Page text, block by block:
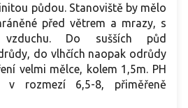
půdou. Stanoviště by mělo
před větrem a mrazy, s
Do sušších půd
do vlhčích naopak odrůdy
velmi mělce, kolem 1,5m. PH
rozmezí 6,5-8, přiměřeně